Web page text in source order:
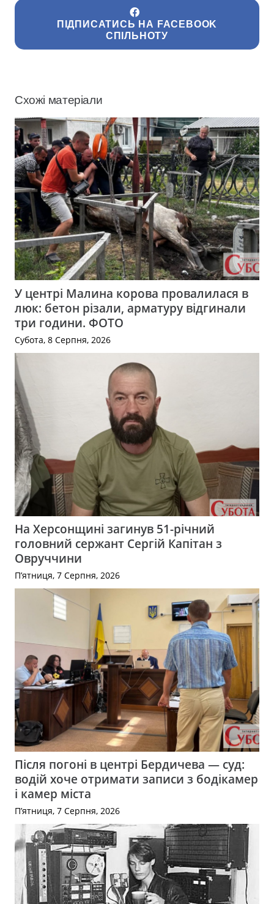
ПІДПИСАТИСЬ НА FACEBOOK
СПІЛЬНОТУ
Схожі матеріали
У центрі Малина корова провалилася в
люк: бетон різали, арматуру відгинали
три години. ФОТО
Субота, 8 Серпня, 2026
На Херсонщині загинув 51-річний
головний сержант Сергій Капітан з
Овруччини
П’ятниця, 7 Серпня, 2026
Після погоні в центрі Бердичева — суд:
водій хоче отримати записи з бодікамер
і камер міста
П’ятниця, 7 Серпня, 2026